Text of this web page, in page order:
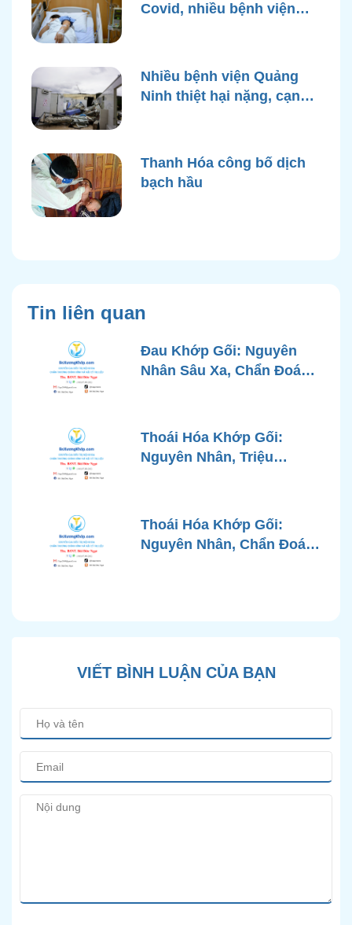
Covid, nhiều bệnh viện
Nhiều bệnh viện Quảng
Ninh thiệt hại nặng, cạn
Thanh Hóa công bố dịch
bạch hầu
Tin liên quan
Đau Khớp Gối: Nguyên
Nhân Sâu Xa, Chẩn Đoán
Góc Nhìn Bác Sĩ Xương
Khớp
Thoái Hóa Khớp Gối:
Nguyên Nhân, Triệu
Chuẩn Y Khoa
Thoái Hóa Khớp Gối:
Nguyên Nhân, Chẩn Đoán
VIẾT BÌNH LUẬN CỦA BẠN